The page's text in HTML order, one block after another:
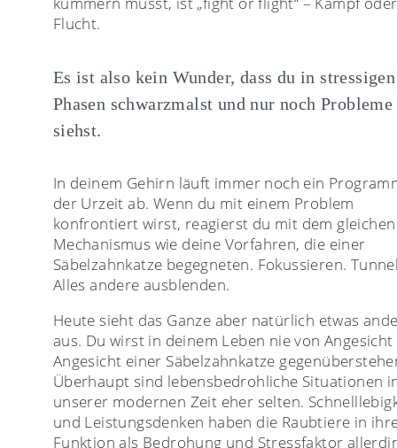
Flucht.
Es ist also kein Wunder, dass du in stressigen
Phasen schwarzmalst und nur noch Probleme
siehst.
In deinem Gehirn läuft immer noch ein
der Urzeit ab. Wenn du mit einem Problem
konfrontiert wirst, reagierst du mit dem gleichen
Mechanismus wie deine Vorfahren, die einer
Säbelzahnkatze begegneten. Fokussieren.
Alles andere ausblenden.
Heute sieht das Ganze aber natürlich etwas
aus. Du wirst in deinem Leben nie von Angesicht
Angesicht einer Säbelzahnkatze
Überhaupt sind lebensbedrohliche Situationen
unserer modernen Zeit eher selten.
und Leistungsdenken haben die Raubtiere in
Funktion als Bedrohung und Stressfaktor